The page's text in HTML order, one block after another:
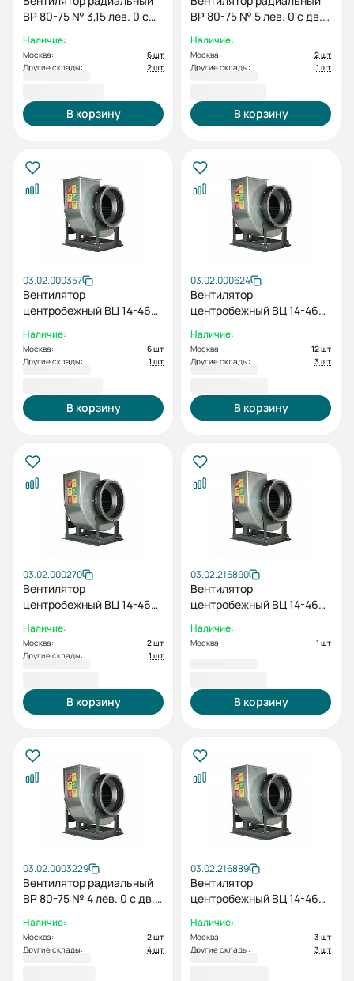
ВР 80-75 № 3,15 лев. 0 с
Наличие:
Москва:
6 шт
Другие склады:
2 шт
В корзину
ВР 80-75 № 5 лев. 0 с дв.
Наличие:
Москва:
2 шт
Другие склады:
1 шт
В корзину
03.02.000357
Вентилятор
центробежный ВЦ 14-46
Наличие:
Москва:
6 шт
Другие склады:
1 шт
В корзину
03.02.000624
Вентилятор
центробежный ВЦ 14-46
Наличие:
Москва:
12 шт
Другие склады:
3 шт
В корзину
03.02.000270
Вентилятор
центробежный ВЦ 14-46
2.2/1500
Наличие:
Москва:
2 шт
Другие склады:
1 шт
В корзину
03.02.216890
Вентилятор
центробежный ВЦ 14-46
Наличие:
Москва: 1 шт
В корзину
03.02.0003229
Вентилятор радиальный
ВР 80-75 № 4 лев. 0 с дв.
Наличие:
Москва:
2 шт
Другие склады:
4 шт
03.02.216889
Вентилятор
центробежный ВЦ 14-46
Наличие:
Москва:
3 шт
Другие склады:
3 шт